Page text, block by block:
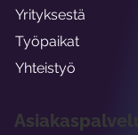
Asiakaspalvelu
Yrityksestä
Työpaikat
Yhteistyö